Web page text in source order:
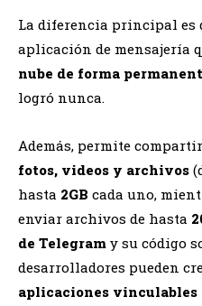
La diferencia principal es
aplicación de mensajería
nube de forma
logró nunca.
Además, permite
fotos, videos y archivos
hasta 2GB cada uno,
enviar archivos de hasta
de Telegram y su código
desarrolladores pueden
aplicaciones vinculables